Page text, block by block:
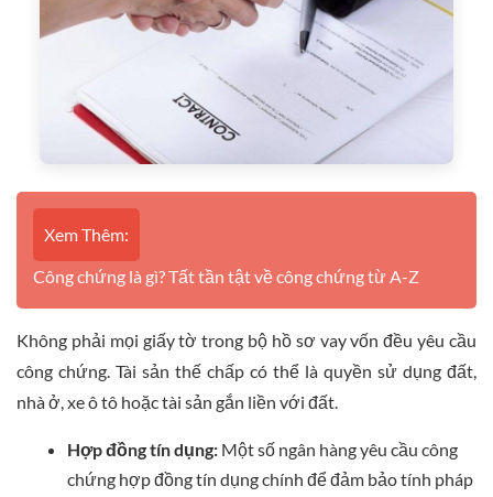
Xem Thêm:
Công chứng là gì? Tất tần tật về công chứng từ A-Z
Không phải mọi giấy tờ trong bộ hồ sơ vay vốn đều yêu cầu
công chứng. Tài sản thế chấp có thể là quyền sử dụng đất,
nhà ở, xe ô tô hoặc tài sản gắn liền với đất.
Hợp đồng tín dụng:Một số ngân hàng yêu cầu công
chứng hợp đồng tín dụng chính để đảm bảo tính pháp